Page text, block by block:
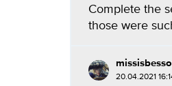
Complete the
those were
20.04.2021